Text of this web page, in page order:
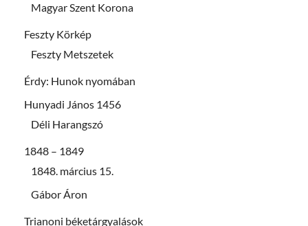
Magyar Szent Korona
Feszty Körkép
Feszty Metszetek
Érdy: Hunok nyomában
Hunyadi János 1456
Déli Harangszó
1848 – 1849
1848. március 15.
Gábor Áron
Trianoni béketárgyalások